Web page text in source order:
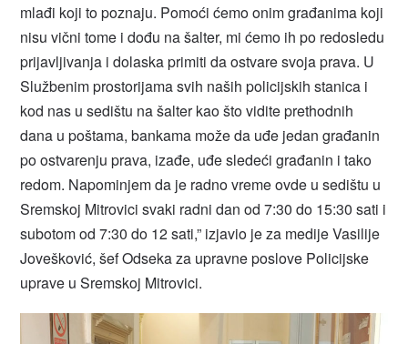
mlađi koji to poznaju. Pomoći ćemo onim građanima koji
nisu vični tome i dođu na šalter, mi ćemo ih po redosledu
prijavljivanja i dolaska primiti da ostvare svoja prava. U
Službenim prostorijama svih naših policijskih stanica i
kod nas u sedištu na šalter kao što vidite prethodnih
dana u poštama, bankama može da uđe jedan građanin
po ostvarenju prava, izađe, uđe sledeći građanin i tako
redom. Napominjem da je radno vreme ovde u sedištu u
Sremskoj Mitrovici svaki radni dan od 7:30 do 15:30 sati i
subotom od 7:30 do 12 sati,” izjavio je za medije Vasilije
Jovešković, šef Odseka za upravne poslove Policijske
uprave u Sremskoj Mitrovici.